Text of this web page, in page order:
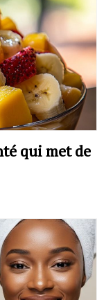
qui met de